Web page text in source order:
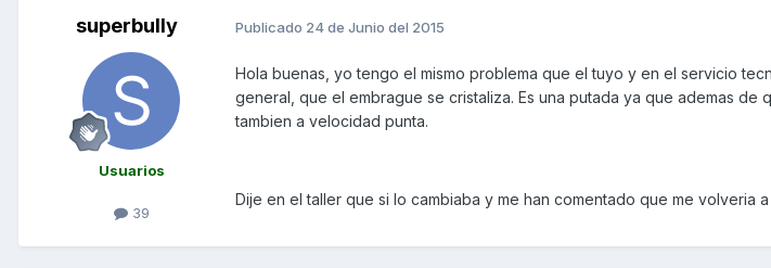
superbully
Usuarios
39
Publicado 24 de Junio del 2015
Hola buenas, yo tengo el mismo problema que el tuyo y en el servicio
general, que el embrague se cristaliza. Es una putada ya que ademas de
tambien a velocidad punta.
Dije en el taller que si lo cambiaba y me han comentado que me volveria a